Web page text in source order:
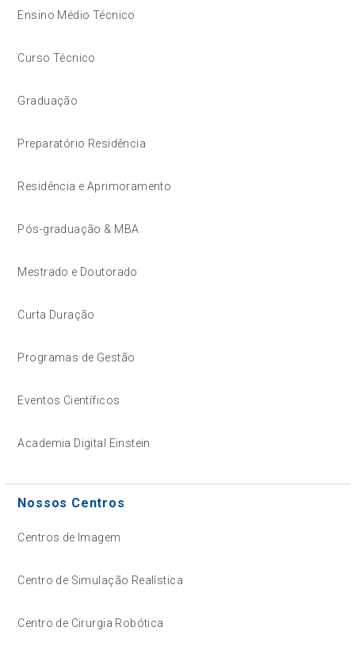
Ensino Médio Técnico
Curso Técnico
Graduação
Preparatório Residência
Residência e Aprimoramento
Pós-graduação & MBA
Mestrado e Doutorado
Curta Duração
Programas de Gestão
Eventos Científicos
Academia Digital Einstein
Nossos Centros
Centros de Imagem
Centro de Simulação Realística
Centro de Cirurgia Robótica